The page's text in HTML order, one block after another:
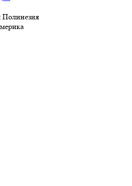
Полинезия